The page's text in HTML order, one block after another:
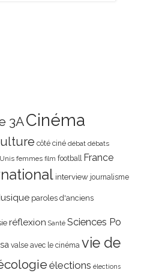
3ACinéma
côté ciné débat débats
femmes film football France
interview journalisme
paroles d'anciens
réflexion Santé Sciences Po
valse avec le cinéma vie de
élections élections